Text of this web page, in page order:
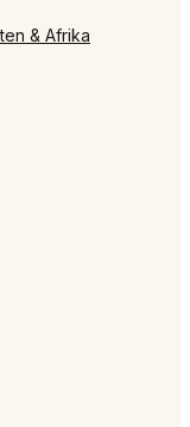
& Afrika